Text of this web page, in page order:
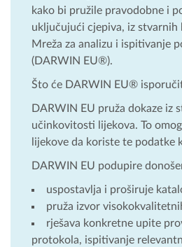
kako bi pružile pravodobne i
uključujući cjepiva, iz stvarnih
Mreža za analizu i ispitivanje
(DARWIN EU®).
Što će DARWIN EU®
DARWIN EU pruža dokaze iz
učinkovitosti lijekova. To
lijekove da koriste te
DARWIN EU podupire
uspostavlja i proširuje
pruža izvor
rješava konkretne upite
protokola, ispitivanje